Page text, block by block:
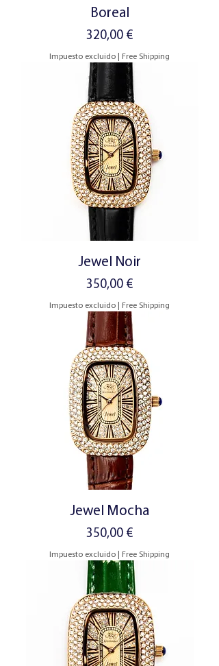
Boreal
Precio
320,00 €
Impuesto excluido Free Shipping
Jewel Noir
Precio
350,00 €
Impuesto excluido Free Shipping
Jewel Mocha
Precio
350,00 €
Impuesto excluido Free Shipping